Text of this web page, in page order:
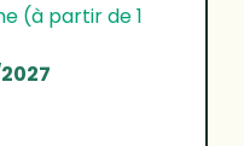
(à partir de 1